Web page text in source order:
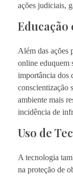
ações judiciais,
Educação
Além das ações
online eduquem
importância dos
conscientização
ambiente mais
incidência de
Uso de
A tecnologia
na proteção de